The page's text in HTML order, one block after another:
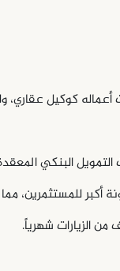
عقاري، ولم
التمويل البنكي
أكبر للمستثمرين،
الزيارات شهرياً.